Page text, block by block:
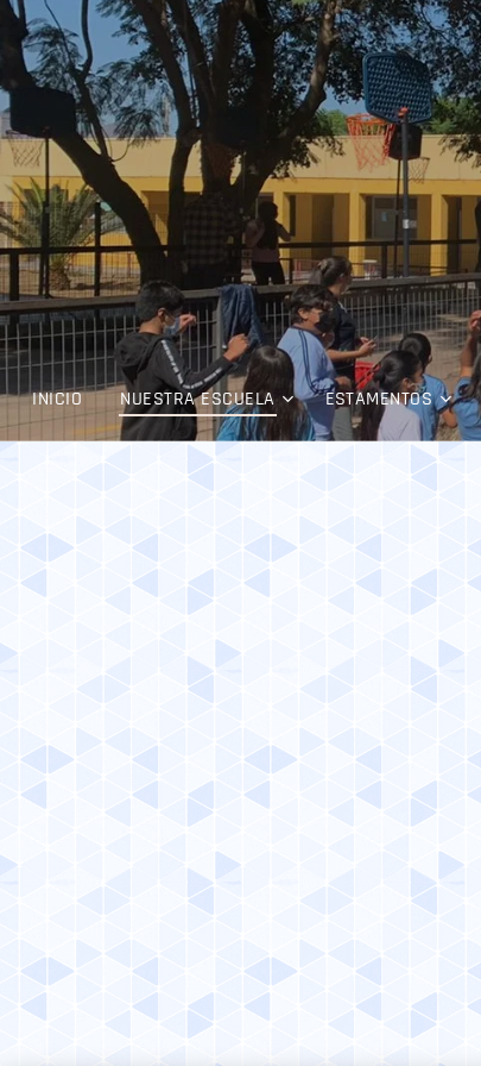
INICIO NUESTRA ESCUELA ESTAMENTOS